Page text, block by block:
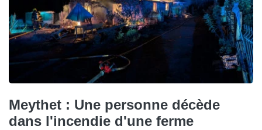
Meythet : Une personne décède
dans l'incendie d'une ferme